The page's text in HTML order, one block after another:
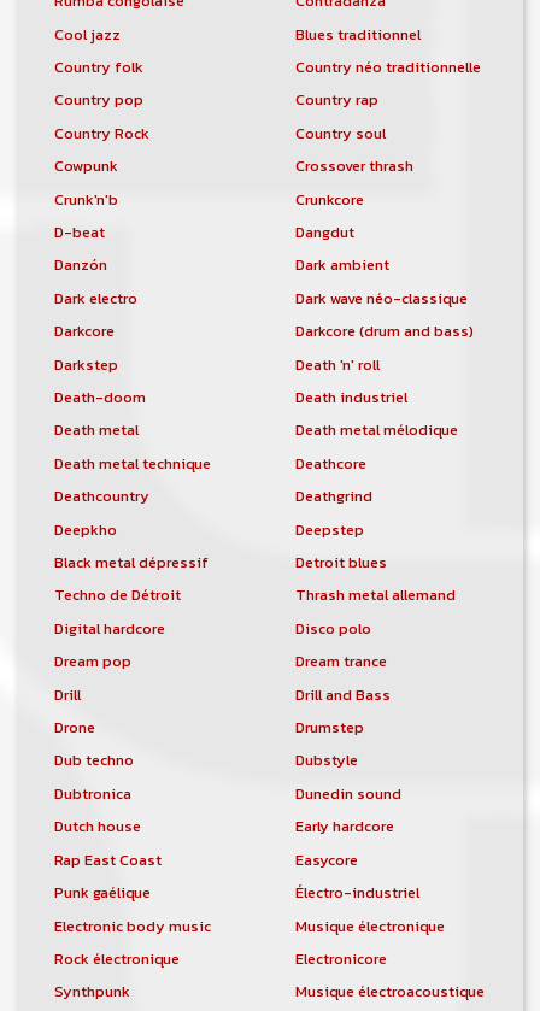
Cool jazz
Blues traditionnel
Country folk
Country néo traditionnelle
Country pop
Country rap
Country Rock
Country soul
Cowpunk
Crossover thrash
Crunk'n'b
Crunkcore
D-beat
Dangdut
Danzón
Dark ambient
Dark electro
Dark wave néo-classique
Darkcore
Darkcore (drum and bass)
Darkstep
Death 'n' roll
Death-doom
Death industriel
Death metal
Death metal mélodique
Death metal technique
Deathcore
Deathcountry
Deathgrind
Deepkho
Deepstep
Black metal dépressif
Detroit blues
Techno de Détroit
Thrash metal allemand
Digital hardcore
Disco polo
Dream pop
Dream trance
Drill
Drill and Bass
Drone
Drumstep
Dub techno
Dubstyle
Dubtronica
Dunedin sound
Dutch house
Early hardcore
Rap East Coast
Easycore
Punk gaélique
Électro-industriel
Electronic body music
Musique électronique
Rock électronique
Electronicore
Synthpunk
Musique électroacoustique